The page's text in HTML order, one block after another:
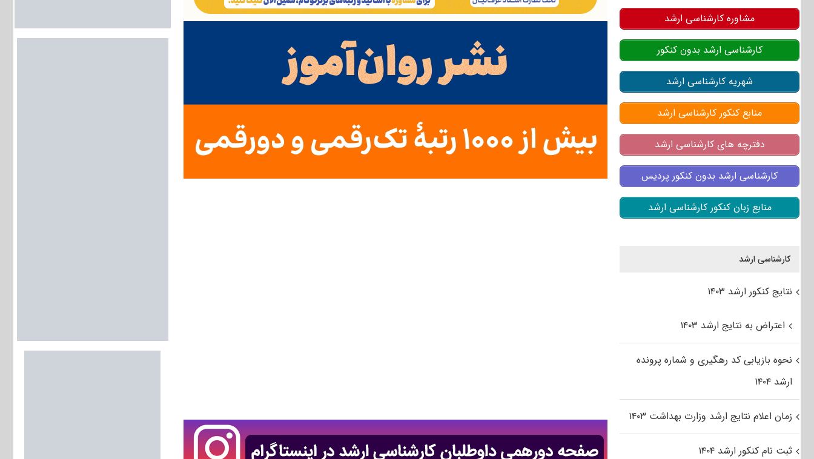
مشاوره کارشناسی ارشد
کارشناسی ارشد بدون کنکور
شهریه کارشناسی ارشد
منابع کنکور کارشناسی ارشد
دفترچه های کارشناسی ارشد
کارشناسی ارشد بدون کنکور پردیس
منابع زبان کنکور کارشناسی ارشد
کارشناسی ارشد
نتایج کنکور ارشد ۱۴۰۳
اعتراض به نتایج ارشد ۱۴۰۳
نحوه بازیابی کد رهگیری و شماره پرونده
ارشد ۱۴۰۴
زمان اعلام نتایج ارشد وزارت بهداشت ۱۴۰۳
ثبت نام کنکور ارشد ۱۴۰۴